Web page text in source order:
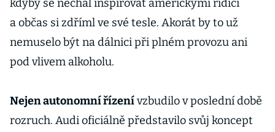
kdyby se nechal inspirovat americkými řidiči
a občas si zdříml ve své tesle. Akorát by to už
nemuselo být na dálnici při plném provozu ani
pod vlivem alkoholu.
Nejen autonomní řízenívzbudilo v poslední době
rozruch. Audi oficiálně představilo svůj koncept